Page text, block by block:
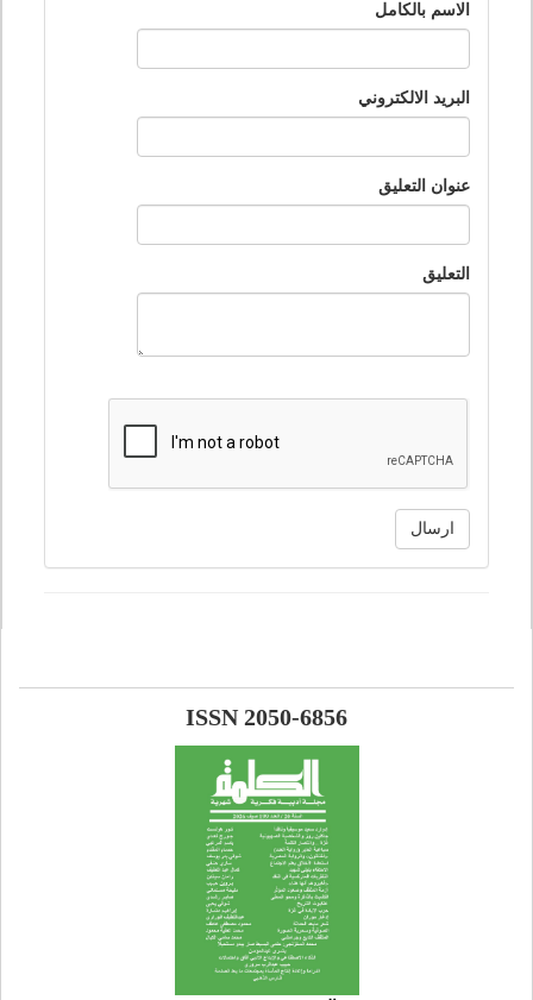
الاسم بالكامل
البريد الالكتروني
عنوان التعليق
التعليق
ارسال
ISSN 2050-6856